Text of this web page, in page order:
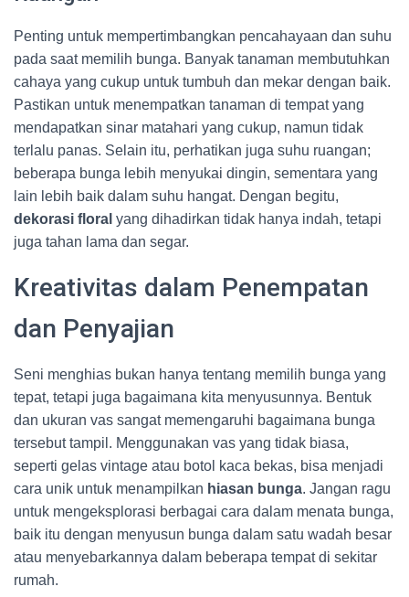
Penting untuk mempertimbangkan pencahayaan dan suhu
pada saat memilih bunga. Banyak tanaman membutuhkan
cahaya yang cukup untuk tumbuh dan mekar dengan baik.
Pastikan untuk menempatkan tanaman di tempat yang
mendapatkan sinar matahari yang cukup, namun tidak
terlalu panas. Selain itu, perhatikan juga suhu ruangan;
beberapa bunga lebih menyukai dingin, sementara yang
lain lebih baik dalam suhu hangat. Dengan begitu,
dekorasi floral yang dihadirkan tidak hanya indah, tetapi
juga tahan lama dan segar.
Kreativitas dalam Penempatan
dan Penyajian
Seni menghias bukan hanya tentang memilih bunga yang
tepat, tetapi juga bagaimana kita menyusunnya. Bentuk
dan ukuran vas sangat memengaruhi bagaimana bunga
tersebut tampil. Menggunakan vas yang tidak biasa,
seperti gelas vintage atau botol kaca bekas, bisa menjadi
cara unik untuk menampilkan hiasan bunga. Jangan ragu
untuk mengeksplorasi berbagai cara dalam menata bunga,
baik itu dengan menyusun bunga dalam satu wadah besar
atau menyebarkannya dalam beberapa tempat di sekitar
rumah.